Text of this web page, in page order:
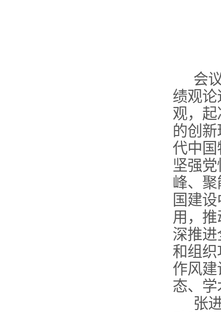
会
绩观
观，
的创
代中
坚强
峰、
国建
用，
深推
和组
作风
态、
张